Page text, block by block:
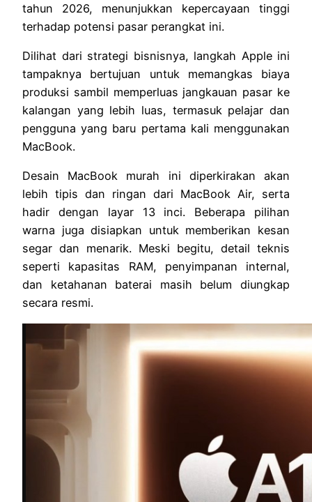
tahun 2026, menunjukkan kepercayaan tinggi
terhadap potensi pasar perangkat ini.
Dilihat dari strategi bisnisnya, langkah Apple ini
tampaknya bertujuan untuk memangkas biaya
produksi sambil memperluas jangkauan pasar ke
kalangan yang lebih luas, termasuk pelajar dan
pengguna yang baru pertama kali menggunakan
MacBook.
Desain MacBook murah ini diperkirakan akan
lebih tipis dan ringan dari MacBook Air, serta
hadir dengan layar 13 inci. Beberapa pilihan
warna juga disiapkan untuk memberikan kesan
segar dan menarik. Meski begitu, detail teknis
seperti kapasitas RAM, penyimpanan internal,
dan ketahanan baterai masih belum diungkap
secara resmi.